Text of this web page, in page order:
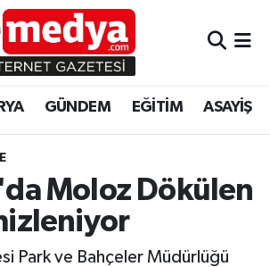
GÜNDEM EĞİTİM ASAYİŞ
Moloz Dökülen
Park ve Bahçeler Müdürlüğü
Durumu
Vakitleri
Yoğunluk Haritası
Durumu ve Fikstür